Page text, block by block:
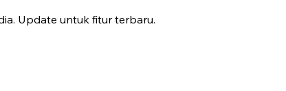
Update untuk fitur terbaru.